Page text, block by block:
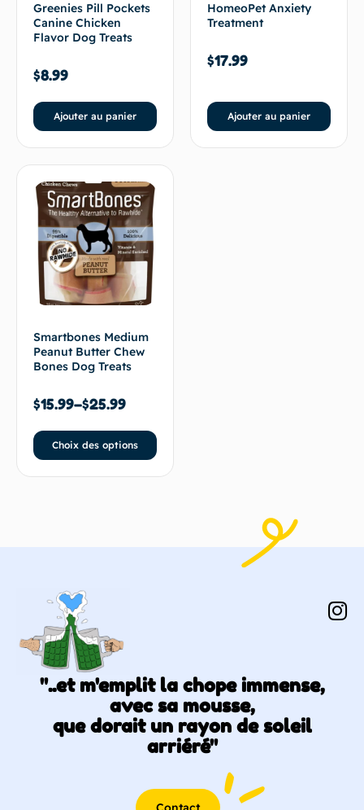
Greenies Pill Pockets
Canine Chicken
Flavor Dog Treats
$8.99
Ajouter au panier
HomeoPet Anxiety
Treatment
$17.99
Ajouter au panier
Smartbones Medium
Peanut Butter Chew
Bones Dog Treats
$15.99–$25.99
Choix des options
"..et m'emplit la chope immense,
avec sa mousse,
que dorait un rayon de soleil
arriéré"